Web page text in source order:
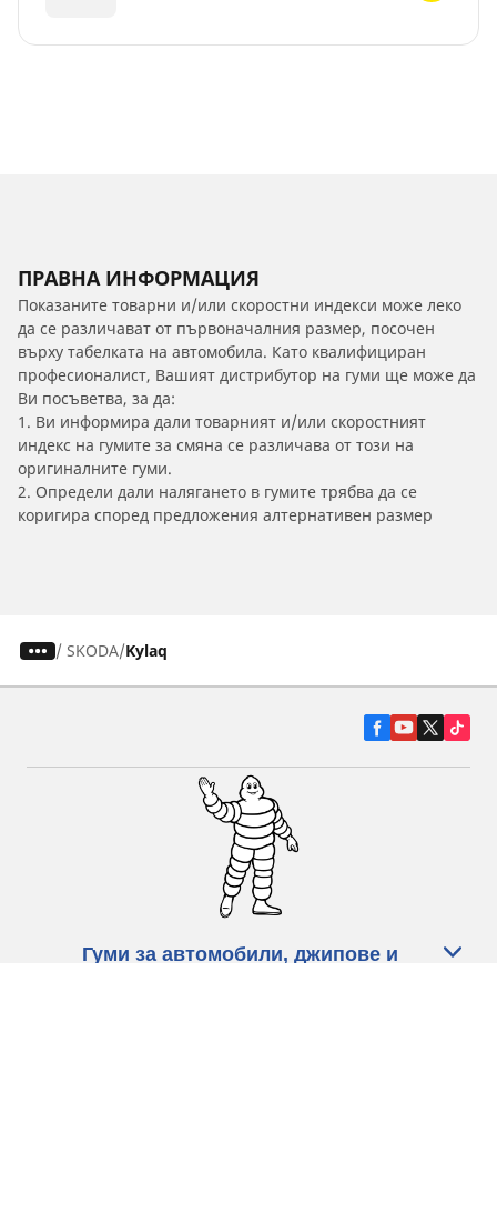
ПРАВНА ИНФОРМАЦИЯ
Показаните товарни и/или скоростни индекси може леко
да се различават от първоначалния размер, посочен
върху табелката на автомобила. Като квалифициран
професионалист, Вашият дистрибутор на гуми ще може да
Ви посъветва, за да:
1. Ви информира дали товарният и/или скоростният
индекс на гумите за смяна се различава от този на
оригиналните гуми.
2. Определи дали налягането в гумите трябва да се
коригира според предложения алтернативен размер
/ SKODA Kylaq
Гуми за автомобили, джипове и